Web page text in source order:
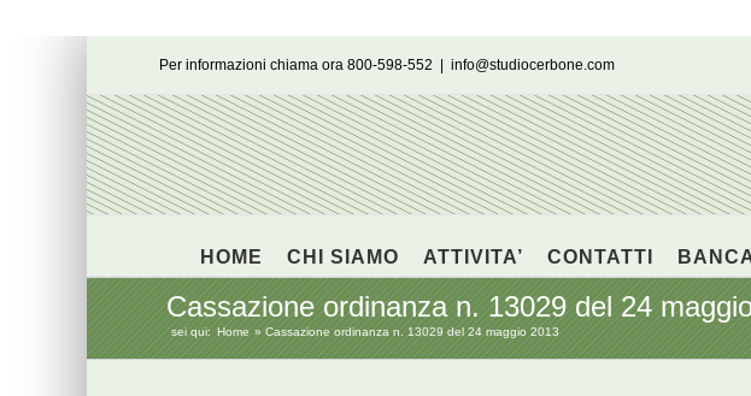
Per informazioni chiama ora 800-598-552 info@studiocerbone.com
HOME CHI SIAMO ATTIVITA’ CONTATTI
Cassazione ordinanza n. 13029 del 24
sei qui: Home Cassazione ordinanza n. 13029 del 24 maggio 2013